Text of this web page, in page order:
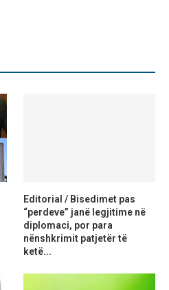
Editorial / Bisedimet pas
“perdeve” janë legjitime në
diplomaci, por para
nënshkrimit patjetër të
ketë...